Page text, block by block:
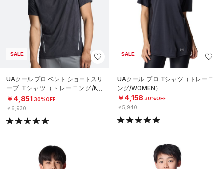
SALE
UAクール プロ ベント ショートスリ
ーブ Tシャツ（トレーニング/ME
N）
￥4,851 30%OFF
￥6,930
SALE
UAクール プロ Tシャツ（トレーニ
ング/WOMEN）
￥4,158 30%OFF
￥5,940